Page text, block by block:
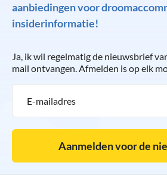
aanbiedingen voor
insiderinformatie!
Ja, ik wil regelmatig de nieuwsbrief
mail ontvangen. Afmelden is op elk
Aanmelden voor de